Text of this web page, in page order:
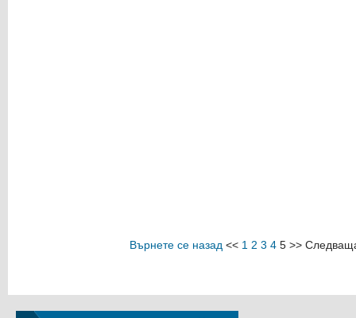
Върнете се назад << 1 2 3 4 5>>